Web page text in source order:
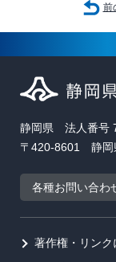
前
静岡県 法人番号
〒420-8601 静岡
各種お問い合わ
著作権・リンク